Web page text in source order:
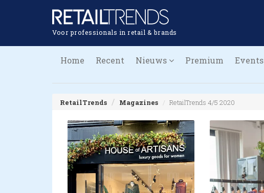
Voor professionals in retail & brands
Home Recent Nieuws Premium Events
RetailTrends Magazines RetailTrends 4/5 2020